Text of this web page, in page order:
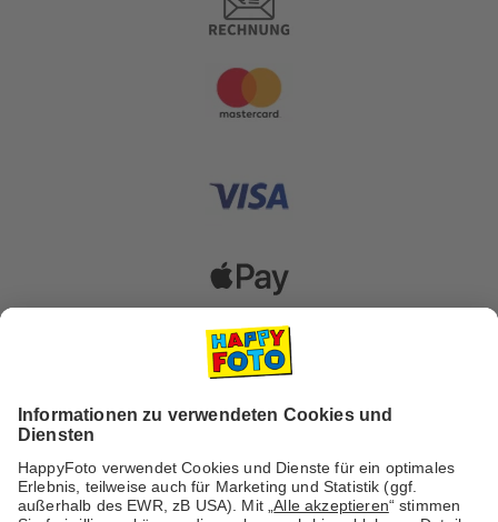
Versanddienstleister